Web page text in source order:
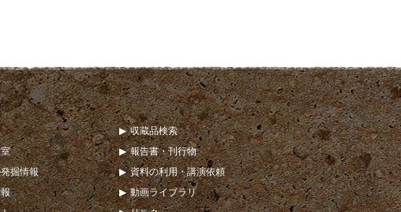
掘情報
収蔵品検索
報告書・刊行物
資料の利用・講演依頼
動画ライブラリ